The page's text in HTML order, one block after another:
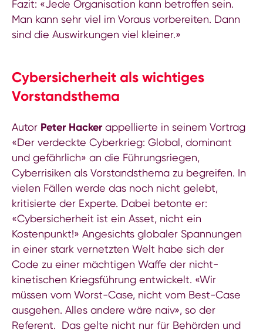
Fazit: «Jede Organisation kann betroffen sein.
Man kann sehr viel im Voraus vorbereiten. Dann
sind die Auswirkungen viel kleiner.»
Cybersicherheit als wichtiges
Vorstandsthema
Autor Peter Hackerappellierte in seinem Vortrag
«Der verdeckte Cyberkrieg: Global, dominant
und gefährlich» an die Führungsriegen,
Cyberrisiken als Vorstandsthema zu begreifen. In
vielen Fällen werde das noch nicht gelebt,
kritisierte der Experte. Dabei betonte er:
«Cybersicherheit ist ein Asset, nicht ein
Kostenpunkt!» Angesichts globaler Spannungen
in einer stark vernetzten Welt habe sich der
Code zu einer mächtigen Waffe der nicht-
kinetischen Kriegsführung entwickelt. «Wir
müssen vom Worst-Case, nicht vom Best-Case
ausgehen. Alles andere wäre naiv», so der
Referent. Das gelte nicht nur für Behörden und